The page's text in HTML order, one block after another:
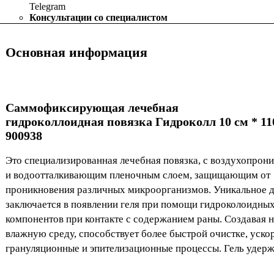
Telegram
Консультации со специалистом
Основная информация
Саммофиксирующая лечебная
гидроколлоидная повязка Гидроколл 10 см *
900938
Это специализированная лечебная повязка, с
и водоотталкивающим пленочным слоем, защищающим от
проникновения различных микроорганизмов. Уникальное
заключается в появлении геля при помощи
компонентов при контакте с содержанием раны. Создавая
влажную среду, способствует более быстрой очистке,
грануляционные и эпителизационные процессы. Гель